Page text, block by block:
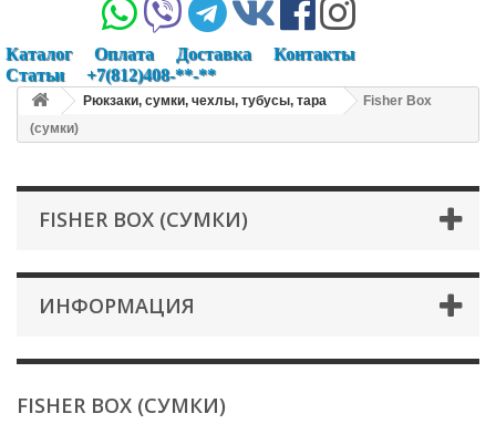
Каталог Оплата Доставка
Контакты
Статьи
+7(812)408-**-**
Рюкзаки, сумки, чехлы, тубусы, тара
Fisher Box
(сумки)
FISHER BOX (СУМКИ)
ИНФОРМАЦИЯ
FISHER BOX (СУМКИ)